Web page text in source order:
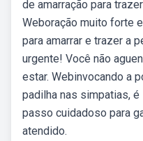
de amarração para
Weboração muito forte
para amarrar e trazer a
urgente! Você não
estar. Webinvocando a
padilha nas simpatias,
passo cuidadoso para
atendido.